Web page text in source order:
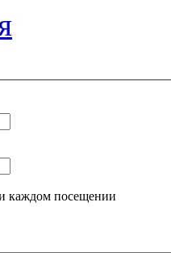
каждом посещении